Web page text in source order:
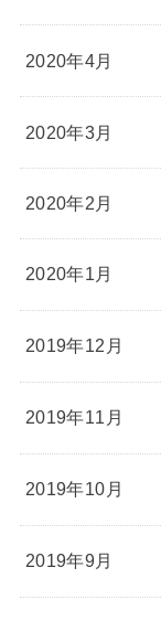
2020年4月
2020年3月
2020年2月
2020年1月
2019年12月
2019年11月
2019年10月
2019年9月